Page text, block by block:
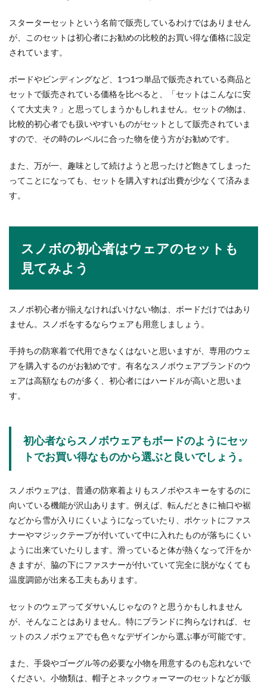
すし、その年...
バレエの先生が公演を開くことになったら、子供
がお世話になっていることも考えると 差し入れを
しなくては...
サッカーのパスの受け方・パスとトラ
サッカーをしている人の中には、パスの受け方が
もいるのでは...
じめる前に知りたいこと
はできるのでしょうか？どちらもやったことがな
い初心者だと...
中学生になってから卓球を始めた人の中には、周
囲と比べてなかなか自分のテクニックが上達せず
卒業式に相応しい服装選び。母親のコ
ーディネートのポイント
お子様の卒業式に、母親はどのような服装で出席
すれば良いのかお悩みの方はいませんか？卒業式
スターターセットという名前で販売しているわけではありません
が、このセットは初心者にお勧めの比較的お買い得な価格に設定
されています。
ボードやビンディングなど、1つ1つ単品で販売されている商品と
セットで販売されている価格を比べると、「セットはこんなに安
くて大丈夫？」と思ってしまうかもしれません。セットの物は、
比較的初心者でも扱いやすいものがセットとして販売されていま
すので、その時のレベルに合った物を使う方がお勧めです。
また、万が一、趣味として続けようと思ったけど飽きてしまった
ってことになっても、セットを購入すれば出費が少なくて済みま
す。
スノボの初心者はウェアのセットも
見てみよう
スノボ初心者が揃えなければいけない物は、ボードだけではあり
ません。スノボをするならウェアも用意しましょう。
手持ちの防寒着で代用できなくはないと思いますが、専用のウェ
アを購入するのがお勧めです。有名なスノボウェアブランドのウ
ェアは高額なものが多く、初心者にはハードルが高いと思いま
す。
初心者ならスノボウェアもボードのようにセッ
トでお買い得なものから選ぶと良いでしょう。
スノボウェアは、普通の防寒着よりもスノボやスキーをするのに
向いている機能が沢山あります。例えば、転んだときに袖口や裾
などから雪が入りにくいようになっていたり、ポケットにファス
ナーやマジックテープが付いていて中に入れたものが落ちにくい
ように出来ていたりします。滑っていると体が熱くなって汗をか
きますが、脇の下にファスナーが付いていて完全に脱がなくても
温度調節が出来る工夫もあります。
セットのウェアってダサいんじゃなの？と思うかもしれません
が、そんなことはありません。特にブランドに拘らなければ、セ
ットのスノボウェアでも色々なデザインから選ぶ事が可能です。
また、手袋やゴーグル等の必要な小物を用意するのも忘れないで
ください。小物類は、帽子とネックウォーマーのセットなどが販